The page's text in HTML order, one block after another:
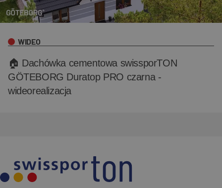
WIDEO
🏠 Dachówka cementowa swissporTON
GÖTEBORG Duratop PRO czarna -
wideorealizacja